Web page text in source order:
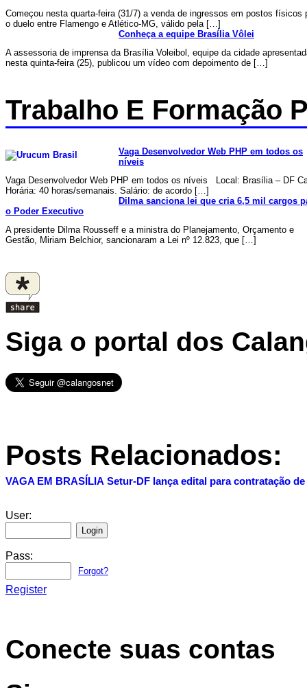
Começou nesta quarta-feira (31/7) a venda de ingressos em postos físicos
o duelo entre Flamengo e Atlético-MG, válido pela […]
Conheça a equipe Brasília Vôlei
A assessoria de imprensa da Brasília Voleibol, equipe da cidade
nesta quinta-feira (25), publicou um vídeo com depoimento de […]
Trabalho E Formação
Vaga Desenvolvedor Web PHP em todos os
níveis
Vaga Desenvolvedor Web PHP em todos os níveis Local: Brasília – DF
Horária: 40 horas/semanais. Salário: de acordo […]
Dilma sanciona lei que cria 6,5 mil cargos
o Poder Executivo
A presidente Dilma Rousseff e a ministra do Planejamento, Orçamento e
Gestão, Miriam Belchior, sancionaram a Lei nº 12.823, que […]
Siga o portal dos
Posts Relacionados:
VAGA EM BRASÍLIA Setur-DF lança edital para contratação
User:
Pass:
Forgot?
Register
Conecte suas contas